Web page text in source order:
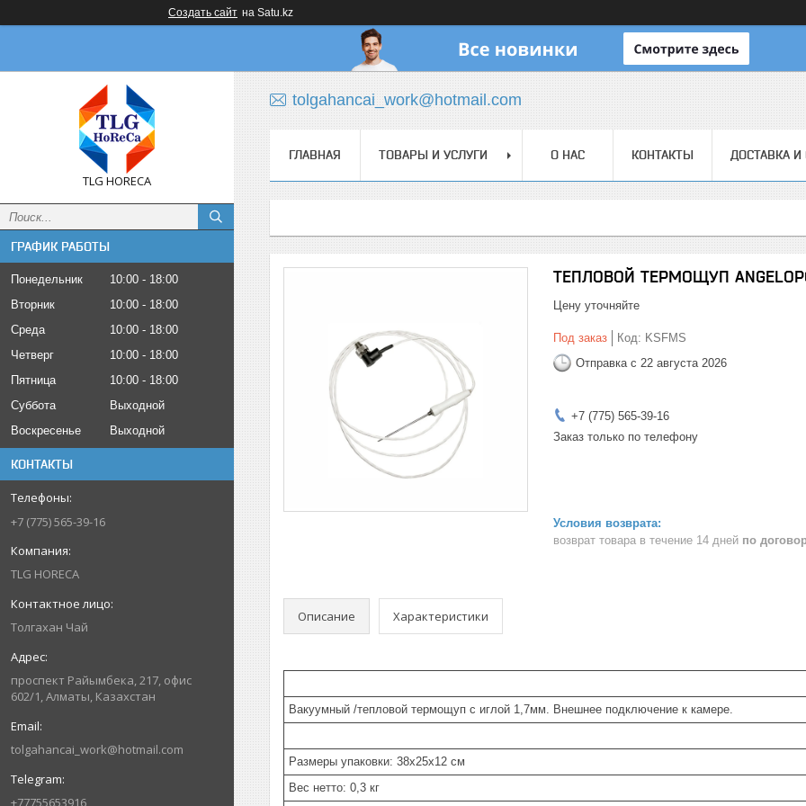
Создать сайт на Satu.kz
TLG HORECA
ГРАФИК РАБОТЫ
Понедельник 10:00
18:00
Вторник
10:00
18:00
Среда
10:00
18:00
Четверг
10:00
18:00
Пятница
10:00
18:00
Суббота
Выходной
Воскресенье
Выходной
КОНТАКТЫ
+7 (775) 565-39-16
TLG HORECA
Толгахан Чай
проспект Райымбека, 217, офис
602/1, Алматы, Казахстан
tolgahancai_work@hotmail.com
+77755653916
tolgahancai_work@hotmail.com
ГЛАВНАЯ ТОВАРЫ И УСЛУГИ О НАС КОНТАКТЫ ДОСТАВКА И
ТЕПЛОВОЙ ТЕРМОЩУП
Цену уточняйте
Под заказ Код: KSFMS
Отправка с 22 августа 2026
+7 (775) 565-39-16
Заказ только по телефону
возврат товара в течение 14 дней по
Описание Характеристики
Вакуумный /тепловой термощуп с иглой 1,7мм. Внешнее подключение к камере.
Размеры упаковки: 38x25x12 см
Вес нетто: 0,3 кг